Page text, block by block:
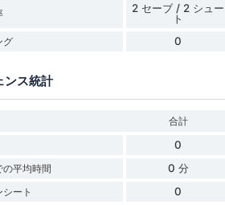
2 セーブ / 2 シュー
ト
グ 0
ンス統計
合計
0
の平均時間 0 分
ート 0